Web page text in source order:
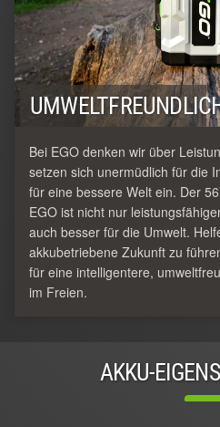
Bei EGO denken wir über
setzen sich unermüdlich für die
für eine bessere Welt ein. Der
EGO ist nicht nur
auch besser für die Umwelt.
akkubetriebene Zukunft zu
für eine intelligentere,
im Freien.
AKKU-